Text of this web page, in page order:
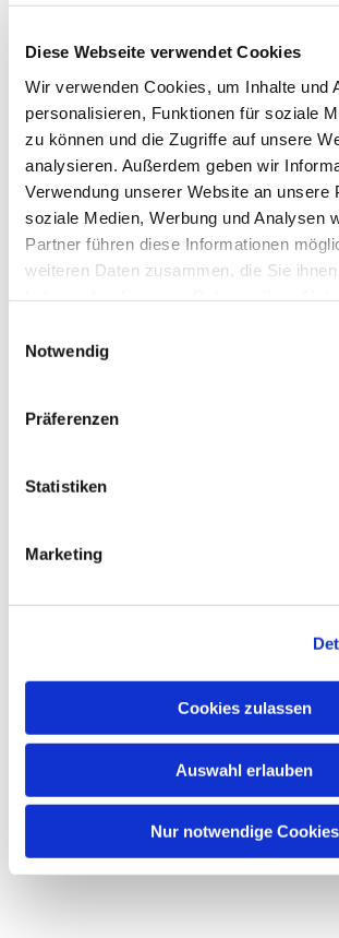
Diese Webseite verwendet Cookies
Wir verwenden Cookies, um Inhalte und
personalisieren, Funktionen für soziale
zu können und die Zugriffe auf unsere
analysieren. Außerdem geben wir
Verwendung unserer Website an unsere
soziale Medien, Werbung und Analysen
Partner führen diese Informationen
weiteren Daten zusammen, die Sie
Notwendig
Präferenzen
Statistiken
Marketing
Cookies zulassen
Auswahl erlauben
Nur notwendige Cookies
Dies könnte Sie auch